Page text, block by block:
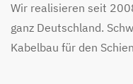
Wir realisieren seit
ganz Deutschland.
Kabelbau für den